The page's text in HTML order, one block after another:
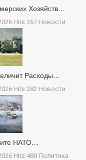
Хозяйств…
Hits:357 Новости
Расходы…
Hits:282 Новости
НАТО…
Hits:480 Политика